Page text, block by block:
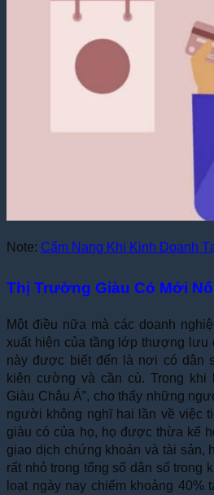
Note: Cẩm Nang Khi Kinh Doanh
Thị Trường Giàu Có Mới
Một điều nữa mà các doanh
xuất hiện của tầng lớp thượng
này được biết đến là nơi có dân
kiên cường và cần cù. Trong khi
Giàu Châu Á”, cho thấy những
người không nghĩ hai lần về việc
giàu có của họ, họ được thừa kế
giao dịch chứng khoán và tài sản,
rất nhỏ trong tổng số dân số trong
loạt ngày nay chiếm khoảng 40%